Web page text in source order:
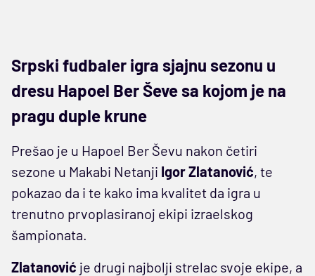
Srpski fudbaler igra sjajnu sezonu u
dresu Hapoel Ber Ševe sa kojom je na
pragu duple krune
Prešao je u Hapoel Ber Ševu nakon četiri
sezone u Makabi Netanji Igor Zlatanović, te
pokazao da i te kako ima kvalitet da igra u
trenutno prvoplasiranoj ekipi izraelskog
šampionata.
Zlatanović je drugi najbolji strelac svoje ekipe, a